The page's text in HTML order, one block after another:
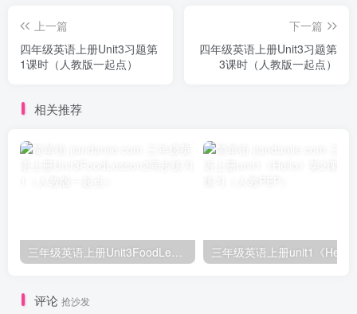
上一篇
四年级英语上册Unit3习题第
1课时（人教版一起点）
下一篇
四年级英语上册Unit3习题第
3课时（人教版一起点）
相关推荐
评论 抢沙发